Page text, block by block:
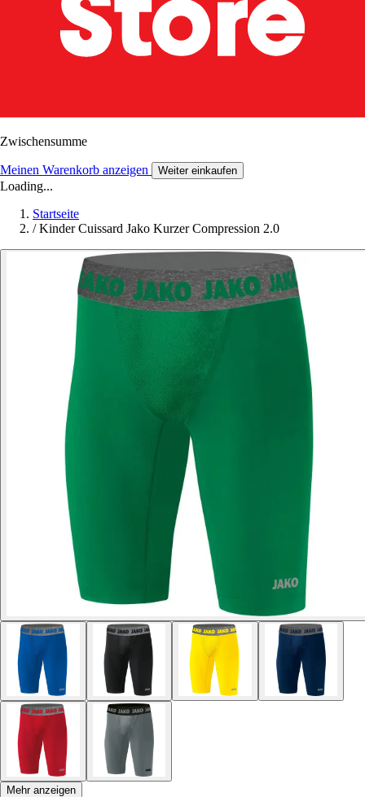
Zwischensumme
Meinen Warenkorb anzeigen Weiter einkaufen
Loading...
Startseite
/ Kinder Cuissard Jako Kurzer Compression 2.0
Mehr anzeigen